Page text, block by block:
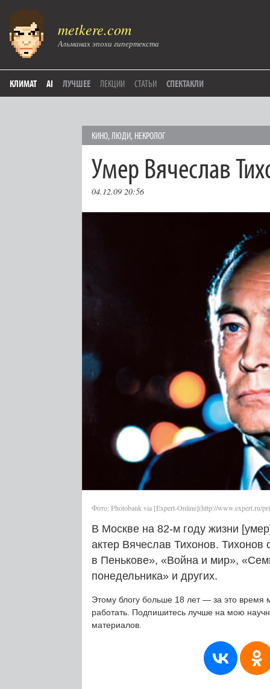
metkere.com
Альманах эпохи гипертекста
КЛИМАТ AI ЛУЧШЕЕ ЛЕКЦИИ СТАТЬИ СПЕКТАКЛИ
КИНО,ЛЮДИ, НЕКРОЛОГ
Умер Вячеслав
04.12.09 20:56
Фото: Photobank via [Expert-Online](http://www.expert.ru/
В Москве на 82‑м году жизни
актер Вячеслав Тихонов.
в Пенькове», «Война и мир»,
понедельника» и других.
Этому блогу больше 18 лет — за это время
работать. Подпишитесь лучше на мою
материалов.